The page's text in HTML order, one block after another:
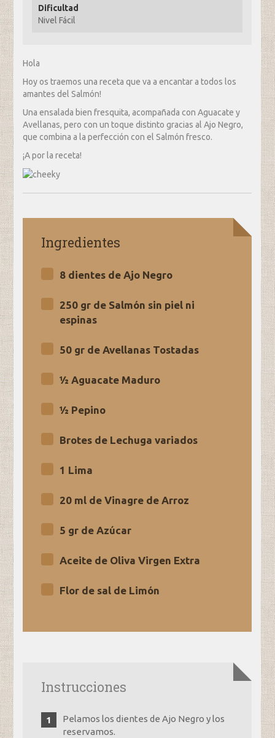
Dificultad
Nivel Fácil
Hola
Hoy os traemos una receta que va a encantar a todos los
amantes del Salmón!
Una ensalada bien fresquita, acompañada con Aguacate y
Avellanas, pero con un toque distinto gracias al Ajo Negro,
que combina a la perfección con el Salmón fresco.
¡A por la receta!
Ingredientes
8 dientes de Ajo Negro
250 gr de Salmón sin piel ni
espinas
50 gr de Avellanas Tostadas
½ Aguacate Maduro
½ Pepino
Brotes de Lechuga variados
1 Lima
20 ml de Vinagre de Arroz
5 gr de Azúcar
Aceite de Oliva Virgen Extra
Flor de sal de Limón
Instrucciones
Pelamos los dientes de Ajo Negro y los
reservamos.